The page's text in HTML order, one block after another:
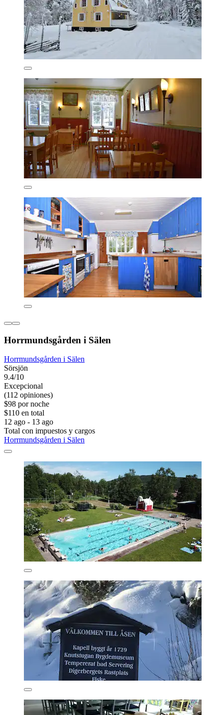
Horrmundsgården i Sälen
Horrmundsgården i Sälen
Sörsjön
9.4/10
Excepcional
(112 opiniones)
$98 por noche
$110 en total
12 ago - 13 ago
Total con impuestos y cargos
Horrmundsgården i Sälen